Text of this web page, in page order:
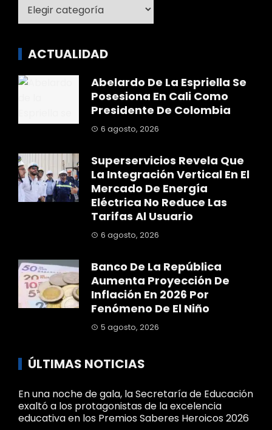
ACTUALIDAD
Abelardo De La Espriella Se
Posesiona En Cali Como
Presidente De Colombia
6 agosto, 2026
Superservicios Revela Que
La Integración Vertical En El
Mercado De Energía
Eléctrica No Reduce Las
Tarifas Al Usuario
6 agosto, 2026
Banco De La República
Aumenta Proyección De
Inflación En 2026 Por
Fenómeno De El Niño
5 agosto, 2026
ÚLTIMAS NOTICIAS
En una noche de gala, la Secretaría de Educación
exaltó a los protagonistas de la excelencia
educativa en los Premios Saberes Heroicos 2026